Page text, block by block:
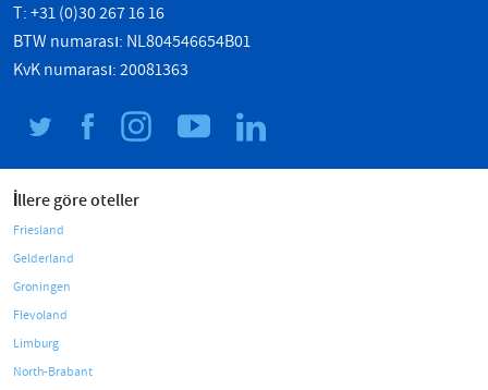
T: +31 (0)30 267 16 16
BTW numarası: NL804546654B01
KvK numarası: 20081363
İllere göre oteller
Friesland
Gelderland
Groningen
Flevoland
Limburg
North-Brabant